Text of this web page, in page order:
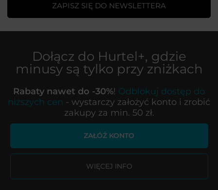
ZAPISZ SIĘ DO NEWSLETTERA
Dołącz do Hurtel+, gdzie
minusy są tylko przy zniżkach
Rabaty nawet do -30%! Odblokuj dostęp do
niższych cen - wystarczy założyć konto i zrobić
zakupy za min. 50 zł.
ZAŁÓŻ KONTO
WIĘCEJ INFO